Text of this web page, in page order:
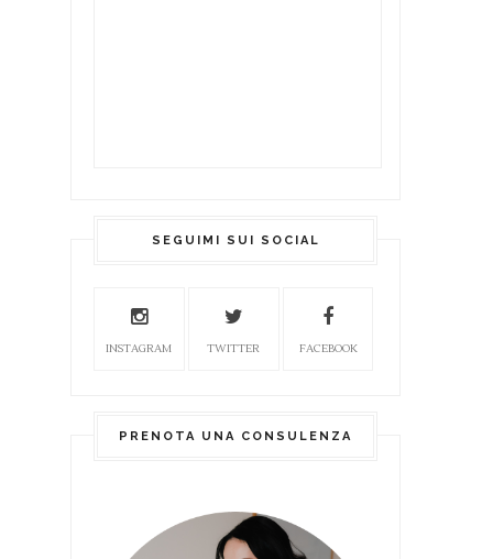
SEGUIMI SUI SOCIAL
INSTAGRAM TWITTER FACEBOOK
PRENOTA UNA CONSULENZA